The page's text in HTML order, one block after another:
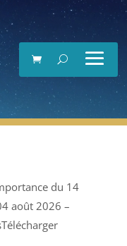
du 14
août 2026 –